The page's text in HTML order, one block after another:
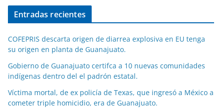
Entradas recientes
COFEPRIS descarta origen de diarrea explosiva en EU tenga
su origen en planta de Guanajuato.
Gobierno de Guanajuato certifca a 10 nuevas comunidades
indígenas dentro del el padrón estatal.
Víctima mortal, de ex policía de Texas, que ingresó a México a
cometer triple homicidio, era de Guanajuato.